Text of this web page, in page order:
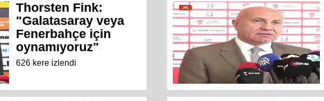
Thorsten Fink:
"Galatasaray veya
Fenerbahçe için
oynamıyoruz"
626 kere izlendi